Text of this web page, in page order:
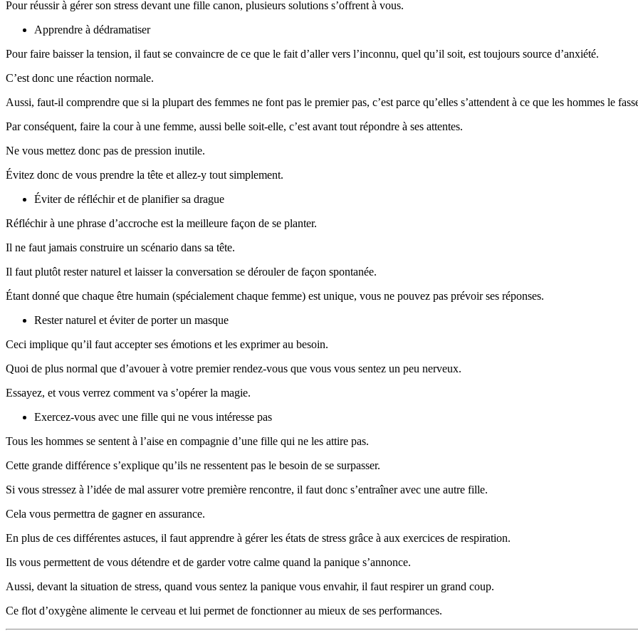
Pour réussir à gérer son stress devant une fille canon, plusieurs solutions s’offrent à vous.
Apprendre à dédramatiser
Pour faire baisser la tension, il faut se convaincre de ce que le fait d’aller vers l’inconnu, quel qu’il soit, est toujours source d’anxiété.
C’est donc une réaction normale.
Aussi, faut-il comprendre que si la plupart des femmes ne font pas le premier pas, c’est parce qu’elles s’attendent à ce que les hommes le
Par conséquent, faire la cour à une femme, aussi belle soit-elle, c’est avant tout répondre à ses attentes.
Ne vous mettez donc pas de pression inutile.
Évitez donc de vous prendre la tête et allez-y tout simplement.
Éviter de réfléchir et de planifier sa drague
Réfléchir à une phrase d’accroche est la meilleure façon de se planter.
Il ne faut jamais construire un scénario dans sa tête.
Il faut plutôt rester naturel et laisser la conversation se dérouler de façon spontanée.
Étant donné que chaque être humain (spécialement chaque femme) est unique, vous ne pouvez pas prévoir ses réponses.
Rester naturel et éviter de porter un masque
Ceci implique qu’il faut accepter ses émotions et les exprimer au besoin.
Quoi de plus normal que d’avouer à votre premier rendez-vous que vous vous sentez un peu nerveux.
Essayez, et vous verrez comment va s’opérer la magie.
Exercez-vous avec une fille qui ne vous intéresse pas
Tous les hommes se sentent à l’aise en compagnie d’une fille qui ne les attire pas.
Cette grande différence s’explique qu’ils ne ressentent pas le besoin de se surpasser.
Si vous stressez à l’idée de mal assurer votre première rencontre, il faut donc s’entraîner avec une autre fille.
Cela vous permettra de gagner en assurance.
En plus de ces différentes astuces, il faut apprendre à gérer les états de stress grâce à aux exercices de respiration.
Ils vous permettent de vous détendre et de garder votre calme quand la panique s’annonce.
Aussi, devant la situation de stress, quand vous sentez la panique vous envahir, il faut respirer un grand coup.
Ce flot d’oxygène alimente le cerveau et lui permet de fonctionner au mieux de ses performances.